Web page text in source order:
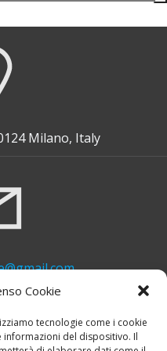
Cookie
tecnologie come i cookie
del dispositivo. Il
Milano, Italy